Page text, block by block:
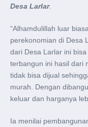
Desa Larlar.
“Alhamdulillah luar
perekonomian di Desa
dari Desa Larlar ini
terbangun ini hasil dari
tidak bisa dijual
murah. Dengan
keluar dan harganya
Ia menilai